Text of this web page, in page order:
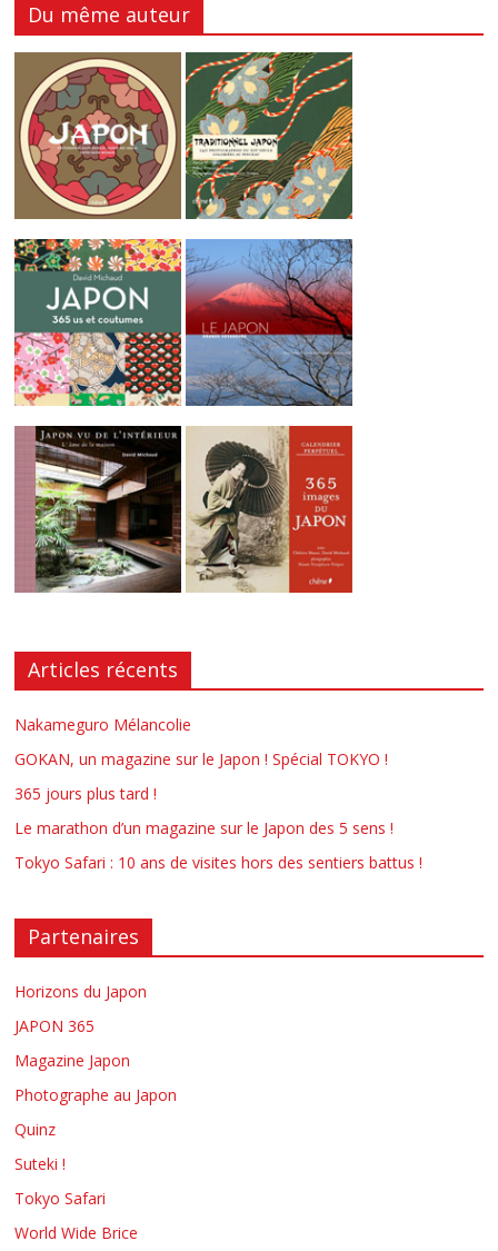
Du même auteur
Articles récents
Nakameguro Mélancolie
GOKAN, un magazine sur le Japon ! Spécial TOKYO !
365 jours plus tard !
Le marathon d’un magazine sur le Japon des 5 sens !
Tokyo Safari : 10 ans de visites hors des sentiers battus !
Partenaires
Horizons du Japon
JAPON 365
Magazine Japon
Photographe au Japon
Quinz
Suteki !
Tokyo Safari
World Wide Brice